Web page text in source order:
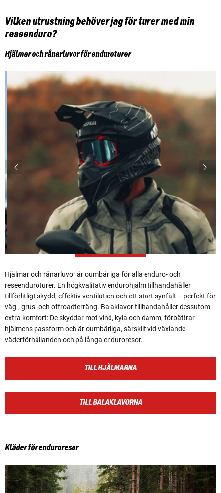
Vilken utrustning behöver jag för turer med min
reseenduro?
Hjälmar och rånarluvor för enduroturer
Hjälmar och rånarluvor är oumbärliga för alla enduro- och
reseenduroturer. En högkvalitativ endurohjälm tillhandahåller
tillförlitligt skydd, effektiv ventilation och ett stort synfält – perfekt för
väg-, grus- och offroadterräng. Balaklavor tillhandahåller dessutom
extra komfort: De skyddar mot vind, kyla och damm, förbättrar
hjälmens passform och är oumbärliga, särskilt vid växlande
väderförhållanden och på långa enduroresor.
TILL HJÄLMARNA
TILL BALAKLAVORNA
Kläder för enduroresor